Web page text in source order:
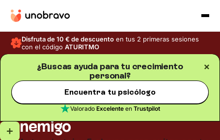
Disfruta de 10 € de descuento en tus 2 primeras sesiones
con el códigoATURITMO
¿Buscas ayuda para tu crecimiento
personal?
Encuentra tu psicólogo
Valorado Excelenteen Trustpilot
Crecimiento personal Tiempo de lectura
Autosabotaje: 5 claves
para evitar ser tu peor
enemigo